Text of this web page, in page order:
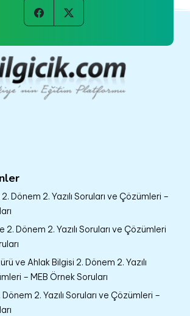
2. Dönem 2. Yazılı Soruları ve Çözümleri –
2. Dönem 2. Yazılı Soruları ve Çözümleri
ve Ahlak Bilgisi 2. Dönem 2. Yazılı
– MEB Örnek Soruları
Dönem 2. Yazılı Soruları ve Çözümleri –